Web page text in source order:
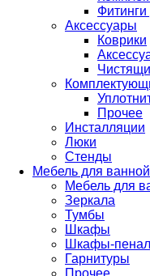
Аксессуары
Коврики
Прочее
Инсталляции
Люки
Стенды
Мебель для ванной
Мебель для
Зеркала
Тумбы
Шкафы
Шкафы-
Гарнитуры